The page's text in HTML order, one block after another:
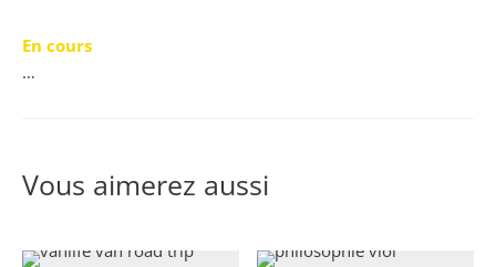
En cours
…
Vous aimerez aussi